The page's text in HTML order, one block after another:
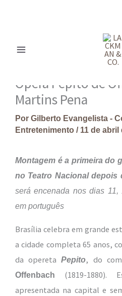
Ópera Pepito de
Martins Pena
Por Gilberto Evangelista -
Entretenimento / 11 de abril
Montagem é a primeira do
no Teatro Nacional depois
será encenada nos dias
em português
Brasília celebra em grande
a cidade completa 65 anos,
da operetaPepito, do
Offenbach
(1819-1880).
apresentada na capital e